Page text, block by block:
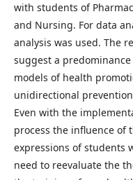
with students of
and Nursing. For data
analysis was used. The
suggest a
models of health
unidirectional
Even with the
process the influence of
expressions of students
need to reevaluate the